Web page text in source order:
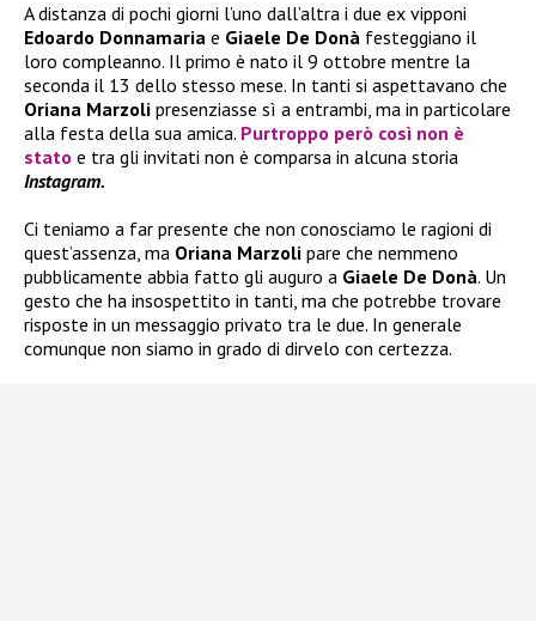
A distanza di pochi giorni l’uno dall’altra i due ex vipponi
Edoardo Donnamaria e Giaele De Donà festeggiano il
loro compleanno. Il primo è nato il 9 ottobre mentre la
seconda il 13 dello stesso mese. In tanti si aspettavano che
Oriana Marzoli presenziasse sì a entrambi, ma in particolare
alla festa della sua amica. Purtroppo però così non è
stato e tra gli invitati non è comparsa in alcuna storia
Instagram.
Ci teniamo a far presente che non conosciamo le ragioni di
quest’assenza, ma Oriana Marzoli pare che nemmeno
pubblicamente abbia fatto gli auguro a Giaele De Donà. Un
gesto che ha insospettito in tanti, ma che potrebbe trovare
risposte in un messaggio privato tra le due. In generale
comunque non siamo in grado di dirvelo con certezza.